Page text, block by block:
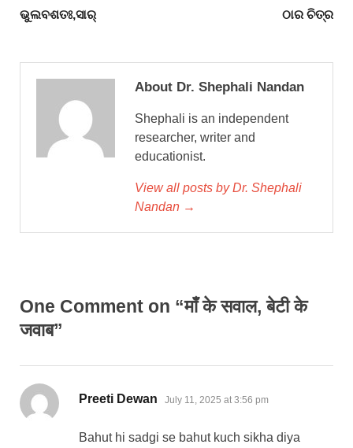
ଭୁଲବଶତଃ,ସାର୍
ଠାର ଚିତ୍ର
About Dr. Shephali Nandan
Shephali is an independent
researcher, writer and
educationist.
View all posts by Dr. Shephali
Nandan →
One Comment on “माँ के सवाल, बेटी के
जवाब”
Preeti Dewan says:
July 11, 2025 at 3:56 pm
Bahut hi sadgi se bahut kuch sikha diya